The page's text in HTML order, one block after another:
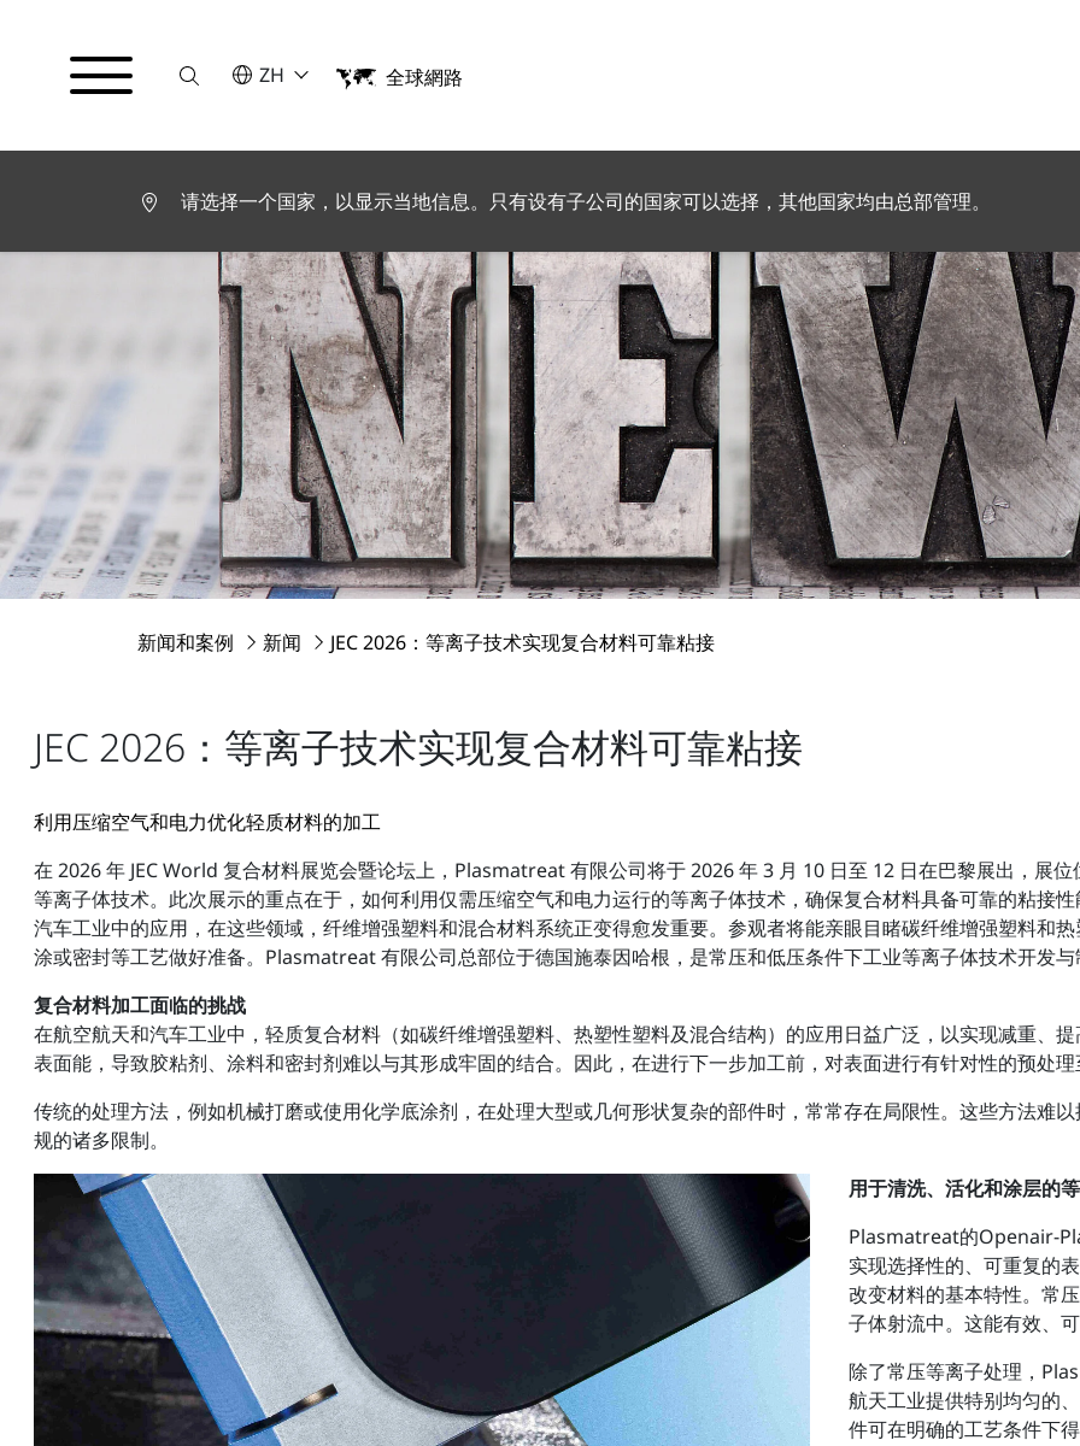
Suche请选择语言
ZH
English
Español
Italiano
日本語
한국어
中文
全球網路
请选择一个国家，以显示当地信息。只有设有子公司的国家可以选择，其他国家均由总部管理。
新闻和案例 新闻 JEC 2026：等离子技术实现复合材料可靠粘接
JEC 2026：等离子技术实现复合材料可靠粘接
利用压缩空气和电力优化轻质材料的加工
在 2026 年 JEC World 复合材料展览会暨论坛上，Plasmatreat 有限公司将于 2026 年 3 月 10 日至 12 日在巴黎展出，展
等离子体技术。此次展示的重点在于，如何利用仅需压缩空气和电力运行的等离子体技术，确保复合材料具备可靠的粘接
汽车工业中的应用，在这些领域，纤维增强塑料和混合材料系统正变得愈发重要。参观者将能亲眼目睹碳纤维增强塑料和
涂或密封等工艺做好准备。Plasmatreat 有限公司总部位于德国施泰因哈根，是常压和低压条件下工业等离子体技术开发
复合材料加工面临的挑战
在航空航天和汽车工业中，轻质复合材料（如碳纤维增强塑料、热塑性塑料及混合结构）的应用日益广泛，以实现减重、
表面能，导致胶粘剂、涂料和密封剂难以与其形成牢固的结合。因此，在进行下一步加工前，对表面进行有针对性的预处
传统的处理方法，例如机械打磨或使用化学底涂剂，在处理大型或几何形状复杂的部件时，常常存在局限性。这些方法难
规的诸多限制。
用于清洗、活化和涂层的
Plasmatreat的Openair-
实现选择性的、可重复的
改变材料的基本特性。常
子体射流中。这能有效、
除了常压等离子处理，
航天工业提供特别均匀的
件可在明确的工艺条件下